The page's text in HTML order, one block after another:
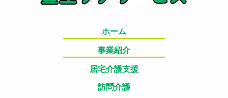
ホーム
事業紹介
居宅介護支援
訪問介護